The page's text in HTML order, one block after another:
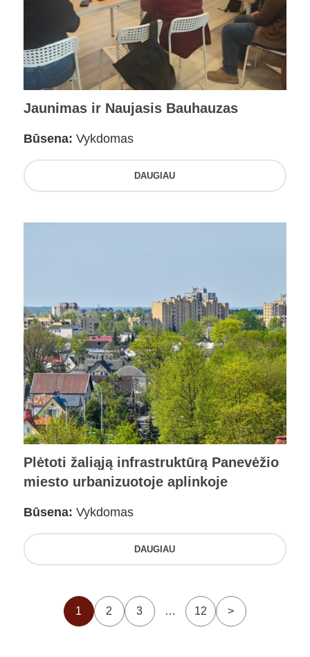
Jaunimas ir Naujasis Bauhauzas
Būsena: Vykdomas
DAUGIAU
Plėtoti žaliąją infrastruktūrą Panevėžio
miesto urbanizuotoje aplinkoje
Būsena: Vykdomas
DAUGIAU
1 2 3 … 12 >